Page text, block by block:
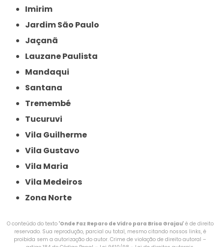
Imirim
Jardim São Paulo
Jaçanã
Lauzane Paulista
Mandaqui
Santana
Tremembé
Tucuruvi
Vila Guilherme
Vila Gustavo
Vila Maria
Vila Medeiros
Zona Norte
O conteúdo do texto "Onde Faz Reparo de Vidro para Brisa Grajau" é de direito
reservado. Sua reprodução, parcial ou total, mesmo citando nossos links, é
proibida sem a autorização do autor. Crime de violação de direito autoral –